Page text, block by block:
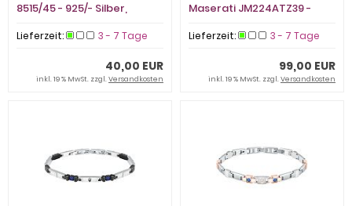
8515/45 - 925/- Silber,
Lieferzeit: 3 - 7 Tage
40,00 EUR
inkl. 19 % MwSt. zzgl.Versandkosten
Maserati JM224ATZ39 -
Lieferzeit: 3 - 7 Tage
99,00 EUR
inkl. 19 % MwSt. zzgl.Versandkosten